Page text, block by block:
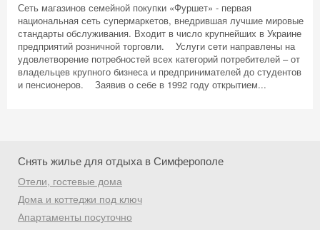
Сеть магазинов семейной покупки «Фуршет» - первая
национальная сеть супермаркетов, внедрившая лучшие мировые
стандарты обслуживания. Входит в число крупнейших в Украине
предприятий розничной торговли. Услуги сети направлены на
удовлетворение потребностей всех категорий потребителей – от
владельцев крупного бизнеса и предпринимателей до студентов
и пенсионеров. Заявив о себе в 1992 году открытием...
Снять жилье для отдыха в Симферополе
Отели, гостевые дома
Дома и коттеджи под ключ
Апартаменты посуточно